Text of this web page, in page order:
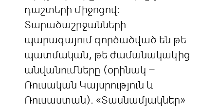
դաշտերի միջոցով:
Տարածաշրջանների
պարագայում գործածված են թե
պատմական, թե ժամանակակից
անվանումները (օրինակ –
Ռուսական Կայսրություն և
Ռուսաստան). «Տասնամյակներ»